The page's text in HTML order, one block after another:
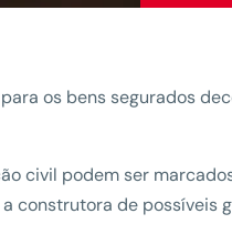
os bens segurados
civil podem ser
construtora de possíveis